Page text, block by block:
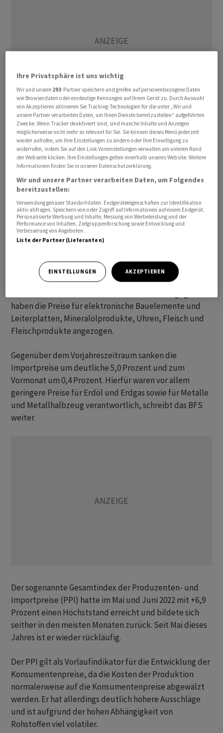
Der Gesamtindex der Produzenten- und Importpreise
(PPI) lag im Juli bei 109,0 Punkten, was einem Rückgang
um 0,1 Prozent im Vergleich zum Juni entspricht, wie
das Bundesamt für Statistik (BFS) am Dienstag
mitteilte. Zum Juli des Vorjahres steht ein Minus von 0,6
Prozent.
Die Produzentenpreise einzeln betrachtet blieben im
Juli im Vergleich zum Vormonat unverändert, zum
Vorjahr stiegen sie jedoch um 1,7 Prozent an. Sinkende
Metallhalbzeug, Produkte des Stahl- und
Leichtmetallbaus, Bestrahlungs-, Elektrotherapie- und
haben die Preise für elektronische Bauelemente und
Leiterplatten, Mineralölprodukte, Uhren, Fleisch und
Fleischprodukte angezogen.
Gegenüber dem Vorjahreszeitraum sanken die
Importpreise um deutliche 5,0 Prozent und zum
Vormonat um 0,4 Prozent. Hierfür waren vor allem
geringere Preise für Erdöl und Erdgas sowie für Metalle
und Metallhalbzeug verantwortlich, schreibt das BFS
weiter.
Der sogenannte Gesamtindex der Produzenten- und
Importpreise (PPI) hatte im Mai und Juni 2022 mit +6,9
Prozent einen Höchststand erreicht und bildete sich
seither in den meisten Monaten zurück. Seit Mai dieses
Jahres ist er wieder rückläufig.
Der PPI gilt als Vorlaufindikator für die Entwicklung der
Konsumentenpreise, da die Kosten der Produktion
normalerweise auf die Konsumentenpreise abgewälzt
werden. Er hat allerdings deutlich höhere Ausschläge
und ist aufgrund der hohen Abhängigkeit von
Rohstoffen viel volatiler.
Ihre Privatsphäre ist uns wichtig
Wir und unsere 293-Partner speichern und greifen auf personenbezogene Daten
wie Browserdaten oder eindeutige Kennungen auf Ihrem Gerät zu. Durch Auswahl
von Akzeptieren aktivieren Sie Tracking-Technologien für die unter „Wir und
unsere Partner verarbeiten Daten, um Ihnen Dienste bereitzustellen“ aufgeführten
Zwecke. Wenn Tracker deaktiviert sind, sind manche Inhalte und Anzeigen
möglicherweise nicht mehr so relevant für Sie. Sie können dieses Menü jederzeit
wieder aufrufen, um Ihre Einstellungen zu ändern oder Ihre Einwilligung zu
widerrufen, indem Sie auf den Link Voreinstellungen verwalten am unteren Rand
der Webseite klicken. Ihre Einstellungen gelten innerhalb unseres Website. Weitere
Informationen finden Sie in unserer Datenschutzerklärung.
Wir und unsere Partner verarbeiten Daten, um Folgendes
bereitzustellen:
Verwendung genauer Standortdaten. Endgeräteeigenschaften zur Identifikation
aktiv abfragen. Speichern von oder Zugriff auf Informationen auf einem Endgerät.
Personalisierte Werbung und Inhalte, Messung von Werbeleistung und der
Performance von Inhalten, Zielgruppenforschung sowie Entwicklung und
Verbesserung von Angeboten.
Liste der Partner (Lieferanten)
EINSTELLUNGEN AKZEPTIEREN